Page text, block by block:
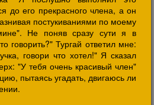
до его прекрасного члена, а он
постукиваниями по моему
Не поняв сразу сути я в
говорить?" Тургай ответил мне:
говори что хотел!" Я сказал
"У тебя очень красивый член"
пытаясь угадать, двигаюсь ли